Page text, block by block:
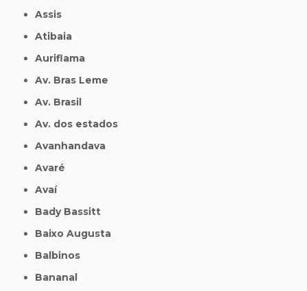
Assis
Atibaia
Auriflama
Av. Bras Leme
Av. Brasil
Av. dos estados
Avanhandava
Avaré
Avaí
Bady Bassitt
Baixo Augusta
Balbinos
Bananal